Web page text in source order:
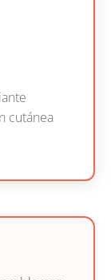
cutánea